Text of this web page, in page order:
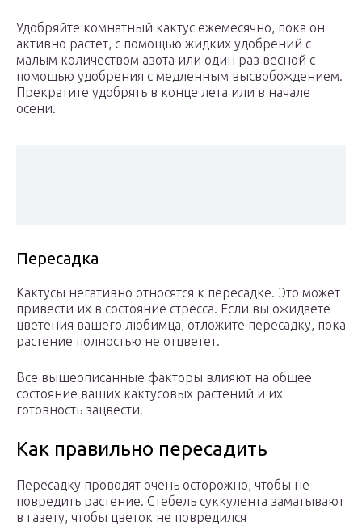
Удобряйте комнатный кактус ежемесячно, пока он
активно растет, с помощью жидких удобрений с
малым количеством азота или один раз весной с
помощью удобрения с медленным высвобождением.
Прекратите удобрять в конце лета или в начале
осени.
Пересадка
Кактусы негативно относятся к пересадке. Это может
привести их в состояние стресса. Если вы ожидаете
цветения вашего любимца, отложите пересадку, пока
растение полностью не отцветет.
Все вышеописанные факторы влияют на общее
состояние ваших кактусовых растений и их
готовность зацвести.
Как правильно пересадить
Пересадку проводят очень осторожно, чтобы не
повредить растение. Стебель суккулента заматывают
в газету, чтобы цветок не повредился